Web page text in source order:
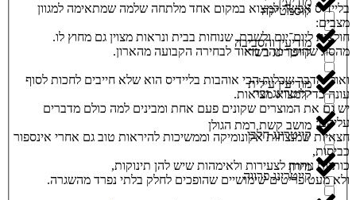
קוסמטיקה
קייטרינג בשרי
קייטרינג ובר
קייטרינג חלבי
קייטרינג פרווה
מודיעין והסביבה
מודיעין עילית
מושב קשת רמת הגולן
מירון
בליידיס אפשר למצוא במקום אחד מלתחה שלמה שמתאימה למגוון
מצבים:
חולצות ליום־יום ולשבת, שנוחות בבית ונראות מצוין גם מחוץ לו.
מהסוג שהופך מהר מאוד לבחירה הקבועה מהארון.
ואולי הדבר שכלות הכי אוהבות בליידיס הוא שלא חייבים לחכות לסוף
עונה כדי למצוא מציאות.
יש גם את המוצרים שקונים פעם אחת ומבינים למה כולם מדברים
עליהם:
חצאיות שמנצחות אקונומיקה וממשיכות להיראות טוב גם אחרי אינספור
כביסות,
כותנות נוחות לצעירות ולאימהות שיש להן תינוקות,
ולא מעט פריטים שימושיים שהופכים לחלק בלתי נפרד מהשגרה.